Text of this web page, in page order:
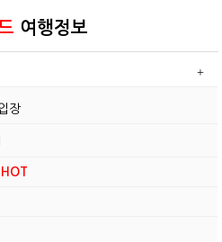
여행정보
장